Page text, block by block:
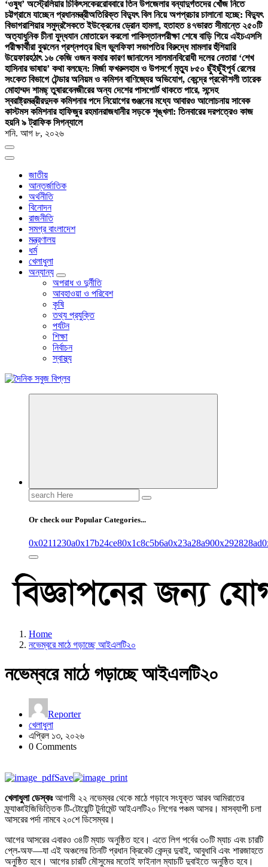
‘ওষুধ’ অস্ট্রেলিয়ার চিকিৎসকেররোববারে তিন উপজেলার বন্যাদুর্গতদের খোঁজ নিতে
চট্টগ্রামে যাচ্ছেন প্রধানমন্ত্রীঅতিরিক্ত বিদ্যুৎ বিল নিয়ে অপপ্রচার চালানো হচ্ছে: বিদ্যুৎ
বিভাগরাশিয়ার সমুদ্রসৈকতে ইউক্রেনের ড্রোন হামলা, হতাহত ৪৭ভারত সীমান্তে ২৫০টি
অত্যাধুনিক চীনা যুদ্ধযান মোতায়েন করলো পাকিস্তানপরীক্ষা শেষে বাড়ি গিয়ে এইচএসসি
পরীক্ষার্থীরা বুঝলেন প্রশ্নপত্র ছিল ভুলফিফা সভাপতির বিরুদ্ধে মামলার হুঁশিয়ারি
উয়েফারহঠাৎ ১৬ কেজি ওজন কমার কারণ জানালেন সালমানবিরোধী দলের নেতারা ‘শেখ
হাসিনার ভাষায়’ কথা বলছেন: মির্জা ফখরুলহাম ও উপসর্গে মৃত্যু ৮৫০ ছুঁইছুঁইপূর্ব রেলের
সংকেত বিভাগে টেন্ডার অনিয়ম ও কমিশন বাণিজ্যের অভিযোগ, কেন্দ্রে প্রকৌশলী তারেক
মোহাম্মদ শামছ্ তুষারবেনজীরের অন্য দেশের পাসপোর্ট থাকতে পারে, সন্দেহ
স্বরাষ্ট্রমন্ত্রীরদুদক কমিশনার পদে নিয়োগের গুঞ্জনের মধ্যে আবারও আলোচনায় সাবেক
কাস্টমস কমিশনার হাফিজুর রহমানরাজধানীর সড়কে শৃঙ্খলা: তিনবারের দরপত্রেও কাজ
হয়নি ৯ ট্রাফিক সিগন্যালে
শনি. আগ ৮, ২০২৬
জাতীয়
আন্তর্জাতিক
অর্থনীতি
বিনোদন
রাজনীতি
সমগ্র বাংলাদেশ
মন্ত্রণালয়
ধর্ম
খেলাধুলা
অন্যান্য
অপরাধ ও দুর্নীতি
আবহাওয়া ও পরিবেশ
কৃষি
তথ্য প্রযুক্তি
পর্যটন
শিক্ষা
নির্বাচন
স্বাস্থ্য
বাংলা নিউজ পেপার
Search
for:
Or check our Popular Categories...
0x0211230a0x17b24ce80x1c8c5b6a0x23a28a900x292828ad
Home
নভেম্বরে মাঠে গড়াচ্ছে আইএলটি২০
নভেম্বরে মাঠে গড়াচ্ছে আইএলটি২০
Reporter
খেলাধুলা
এপ্রিল ১৩, ২০২৬
0 Comments
Save
খেলাধুলা ডেস্কঃআগামী ২২ নভেম্বর থেকে মাঠে গড়াবে সংযুক্ত আরব আমিরাতের
ফ্র্যাঞ্চাইজিভিত্তিক টি-টোয়েন্টি টুর্নামেন্ট আইএলটি২০ লিগের পঞ্চম আসর। মাসব্যাপী চলা
আসরের পর্দা নামবে ২০শে ডিসেম্বর।
আগের আসরের এবারও ৩৪টি ম্যাচ অনুষ্ঠিত হবে। এতে লিগ পর্বের ৩০টি ম্যাচ এবং চারটি
প্লে-অফ—যা এই অঞ্চলের তিনটি প্রধান ক্রিকেট কেন্দ্র দুবাই, আবুধাবি এবং শারজাহতে
অনুষ্ঠিত হবে। আগের চারটি মৌসুমের মতোই ফাইনাল ম্যাচটি দুবাইতে অনুষ্ঠিত হবে।